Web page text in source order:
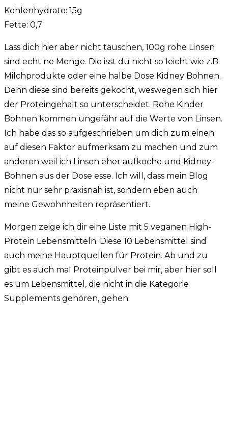
Kohlenhydrate: 15g
Fette: 0,7
Lass dich hier aber nicht täuschen, 100g rohe Linsen
sind echt ne Menge. Die isst du nicht so leicht wie z.B.
Milchprodukte oder eine halbe Dose Kidney Bohnen.
Denn diese sind bereits gekocht, weswegen sich hier
der Proteingehalt so unterscheidet. Rohe Kinder
Bohnen kommen ungefähr auf die Werte von Linsen.
Ich habe das so aufgeschrieben um dich zum einen
auf diesen Faktor aufmerksam zu machen und zum
anderen weil ich Linsen eher aufkoche und Kidney-
Bohnen aus der Dose esse. Ich will, dass mein Blog
nicht nur sehr praxisnah ist, sondern eben auch
meine Gewohnheiten repräsentiert.
Morgen zeige ich dir eine Liste mit 5 veganen High-
Protein Lebensmitteln. Diese 10 Lebensmittel sind
auch meine Hauptquellen für Protein. Ab und zu
gibt es auch mal Proteinpulver bei mir, aber hier soll
es um Lebensmittel, die nicht in die Kategorie
Supplements gehören, gehen.